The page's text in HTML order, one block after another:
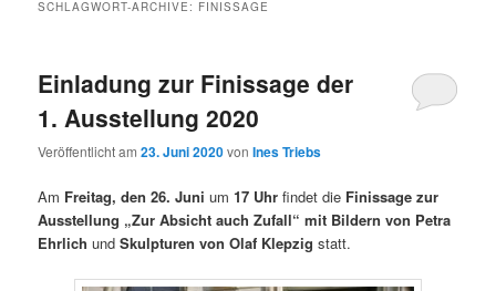
SCHLAGWORT-ARCHIVE: FINISSAGE
Einladung zur Finissage der
1. Ausstellung 2020
Veröffentlicht am23. Juni 2020vonInes Triebs
Am Freitag, den 26. Juni um17 Uhr findet die Finissage zur
Ausstellung „Zur Absicht auch Zufall“ mit Bildern von Petra
EhrlichundSkulpturen von Olaf Klepzigstatt.